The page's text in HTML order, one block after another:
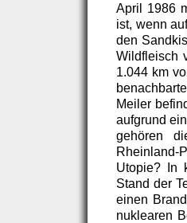
April 1986
ist, wenn
den
Wildfleisch
1.044 km
Meiler
aufgrund
gehören
Rheinland-
Utopie? In
Stand der
einen
nuklearen